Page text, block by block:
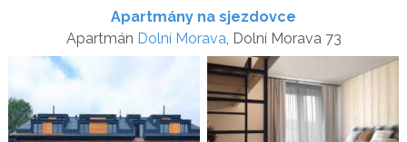
Apartmány na sjezdovce
Apartmán Dolní Morava, Dolní Morava 73